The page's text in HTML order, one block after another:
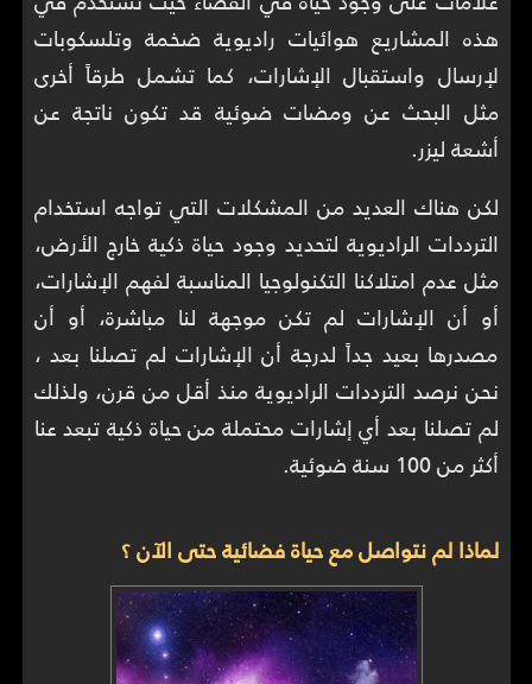
هذه المشاريع هوائيات راديوية ضخمة وتلسكوبات
لإرسال واستقبال الإشارات، كما تشمل طرقاً أخرى
مثل البحث عن ومضات ضوئية قد تكون ناتجة عن
أشعة ليزر.
لكن هناك العديد من المشكلات التي تواجه استخدام
الترددات الراديوية لتحديد وجود حياة ذكية خارج الأرض،
مثل عدم امتلاكنا التكنولوجيا المناسبة لفهم الإشارات،
أو أن الإشارات لم تكن موجهة لنا مباشرة، أو أن
مصدرها بعيد جداً لدرجة أن الإشارات لم تصلنا بعد ،
نحن نرصد الترددات الراديوية منذ أقل من قرن، ولذلك
لم تصلنا بعد أي إشارات محتملة من حياة ذكية تبعد عنا
أكثر من 100 سنة ضوئية.
لماذا لم نتواصل مع حياة فضائية حتى الآن ؟